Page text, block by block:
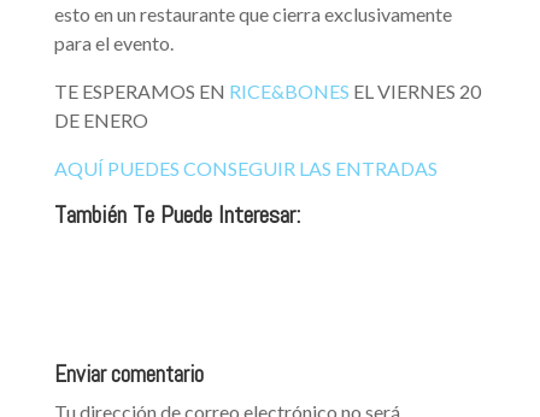
esto en un restaurante que cierra exclusivamente
para el evento.
TE ESPERAMOS EN RICE&BONES EL VIERNES 20
DE ENERO
AQUÍ PUEDES CONSEGUIR LAS ENTRADAS
También Te Puede Interesar:
Enviar comentario
Tu dirección de correo electrónico no será